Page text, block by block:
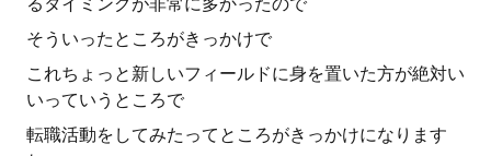
そういったところがきっかけで
これちょっと新しいフィールドに身を置いた方が絶対い
いっていうところで
転職活動をしてみたってところがきっかけになります